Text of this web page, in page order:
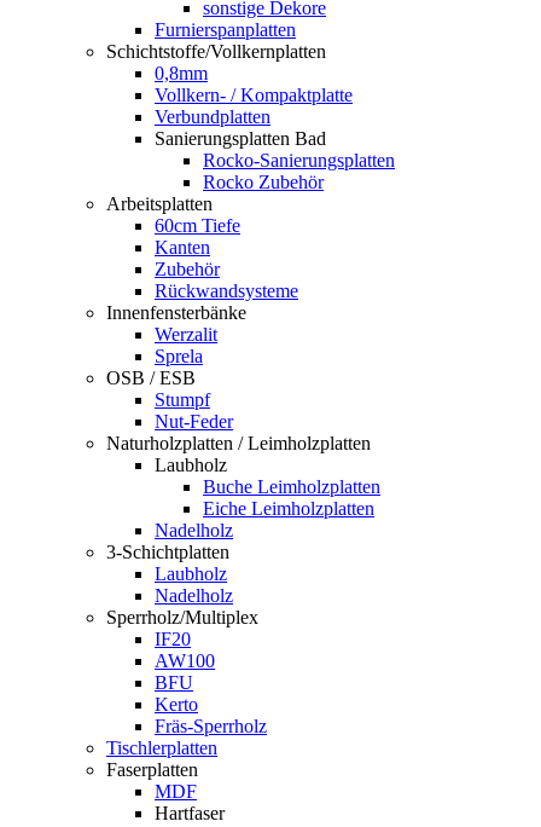
sonstige Dekore
Furnierspanplatten
Schichtstoffe/Vollkernplatten
0,8mm
Vollkern- / Kompaktplatte
Verbundplatten
Sanierungsplatten Bad
Rocko-Sanierungsplatten
Rocko Zubehör
Arbeitsplatten
60cm Tiefe
Kanten
Zubehör
Rückwandsysteme
Innenfensterbänke
Werzalit
Sprela
OSB / ESB
Stumpf
Nut-Feder
Naturholzplatten / Leimholzplatten
Laubholz
Buche Leimholzplatten
Eiche Leimholzplatten
Nadelholz
3-Schichtplatten
Laubholz
Nadelholz
Sperrholz/Multiplex
IF20
AW100
BFU
Kerto
Fräs-Sperrholz
Tischlerplatten
Faserplatten
MDF
Hartfaser